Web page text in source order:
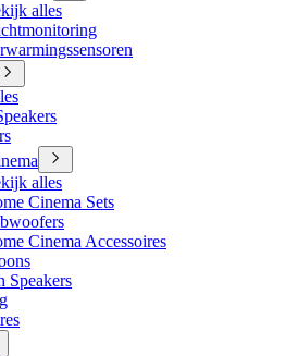
alles
alles
Cinema Sets
Cinema Accessoires
Speakers